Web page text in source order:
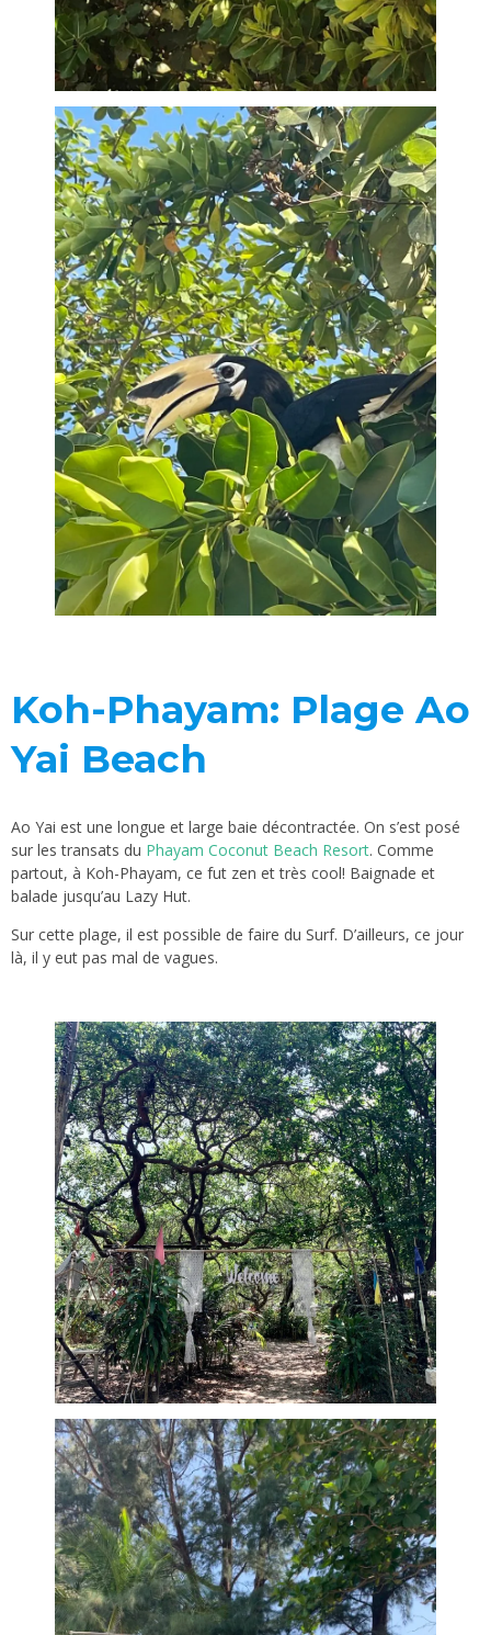
Koh-Phayam: Plage Ao
Yai Beach
Ao Yai est une longue et large baie décontractée. On s’est posé
sur les transats du Phayam Coconut Beach Resort. Comme
partout, à Koh-Phayam, ce fut zen et très cool! Baignade et
balade jusqu’au Lazy Hut.
Sur cette plage, il est possible de faire du Surf. D’ailleurs, ce jour
là, il y eut pas mal de vagues.